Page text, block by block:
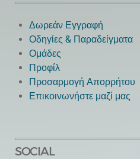
Δωρεάν Εγγραφή
Οδηγίες & Παραδείγματα
Ομάδες
Προφίλ
Προσαρμογή Απορρήτου
Επικοινωνήστε μαζί μας
SOCIAL